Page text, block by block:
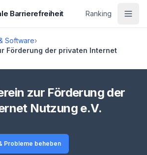
Barrierefreiheit Ranking
Software›
Förderung der privaten Internet
zur Förderung der
Nutzung e.V.
Probleme beheben